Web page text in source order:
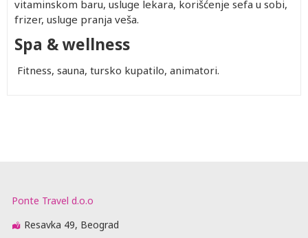
vitaminskom baru, usluge lekara, korišćenje sefa u sobi,
frizer, usluge pranja veša.
Spa & wellness
Fitness, sauna, tursko kupatilo, animatori.
Ponte Travel d.o.o
Resavka 49, Beograd